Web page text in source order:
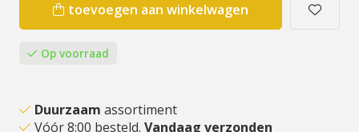
toevoegen aan winkelwagen
Op voorraad
Duurzaam assortiment
Vóór 8:00 besteld. Vandaag verzonden